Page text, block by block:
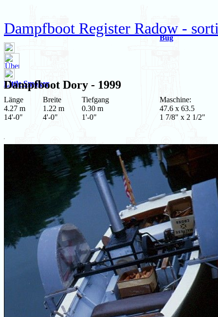
Dampfboot Register Radow -
Bug
Little Smoker
Dampfboot Dory - 1999
Länge
4.27 m
14'-0"
Breite
1.22 m
4'-0"
Tiefgang
0.30 m
1'-0"
Maschine:
47.6 x 63.5
1 7/8" x 2 1/2"